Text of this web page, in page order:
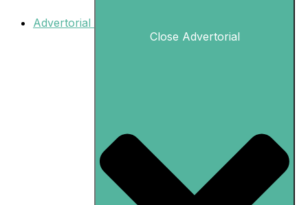
Advertorial
Close Advertorial